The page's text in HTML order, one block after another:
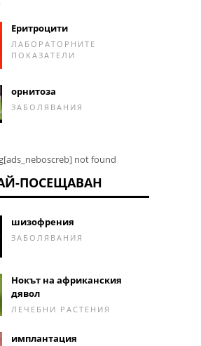
Еритроцити
ЛАБОРАТОРНИТЕ
ПОКАЗАТЕЛИ
орнитоза
ЗАБОЛЯВАНИЯ
not found
ПОСЕЩАВАН
шизофрения
ЗАБОЛЯВАНИЯ
Нокът на африканския
дявол
ЛЕЧЕБНИ РАСТЕНИЯ
имплантация